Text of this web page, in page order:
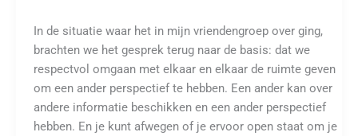
In de situatie waar het in mijn vriendengroep over ging,
brachten we het gesprek terug naar de basis: dat we
respectvol omgaan met elkaar en elkaar de ruimte geven
om een ander perspectief te hebben. Een ander kan over
andere informatie beschikken en een ander perspectief
hebben. En je kunt afwegen of je ervoor open staat om je